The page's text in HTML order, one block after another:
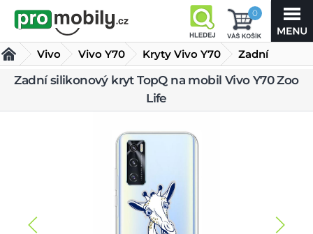
0
Vivo Vivo Y70 Kryty Vivo Y70
Zadní
silikonový
kryt TopQ na mobil Vivo Y70 Zoo Life
Zadní silikonový kryt TopQ na mobil Vivo Y70 Zoo
Life